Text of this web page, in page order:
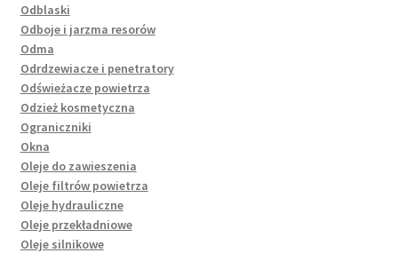
Odblaski
Odboje i jarzma resorów
Odma
Odrdzewiacze i penetratory
Odświeżacze powietrza
Odzież kosmetyczna
Ograniczniki
Okna
Oleje do zawieszenia
Oleje filtrów powietrza
Oleje hydrauliczne
Oleje przekładniowe
Oleje silnikowe